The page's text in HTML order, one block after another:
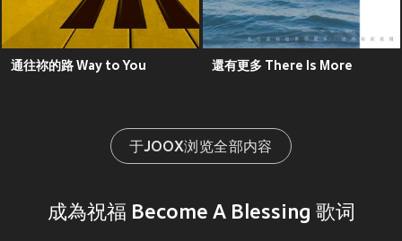
通往祢的路 Way to You 還有更多 There Is More
于JOOX浏览全部内容
成為祝福 Become A Blessing 歌词